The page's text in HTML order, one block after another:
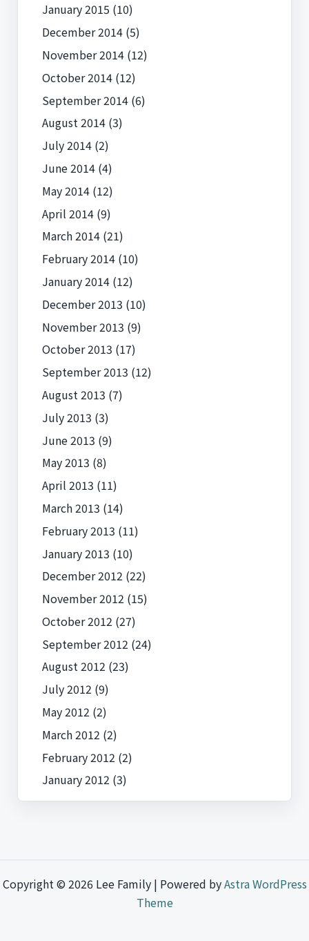
January 2015 (10)
December 2014(5)
November 2014(12)
October 2014(12)
September 2014(6)
August 2014(3)
July 2014(2)
June 2014(4)
May 2014(12)
April 2014(9)
March 2014(21)
February 2014(10)
January 2014(12)
December 2013 (10)
November 2013 (9)
October 2013 (17)
September 2013 (12)
August 2013 (7)
July 2013 (3)
June 2013 (9)
May 2013 (8)
April 2013 (11)
March 2013 (14)
February 2013 (11)
January 2013 (10)
December 2012 (22)
November 2012 (15)
October 2012 (27)
September 2012 (24)
August 2012 (23)
July 2012 (9)
May 2012 (2)
March 2012 (2)
February 2012 (2)
January 2012 (3)
Copyright © 2026 Lee Family | Powered byAstra WordPress
Theme